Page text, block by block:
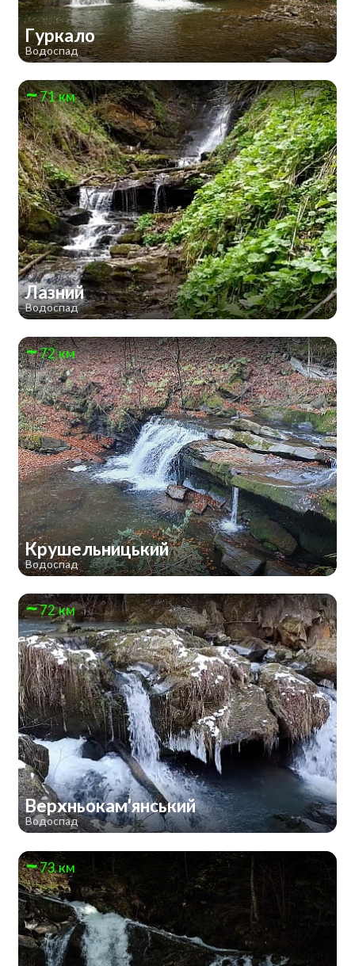
Гуркало
Водоспад
71 км
Лазний
Водоспад
72 км
Крушельницький
Водоспад
72 км
Верхньокам'янський
Водоспад
73 км